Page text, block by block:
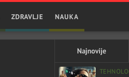
ZDRAVLJE NAUKA
Najnovije